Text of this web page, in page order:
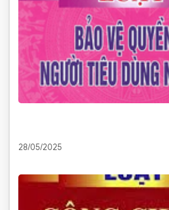
28/05/2025